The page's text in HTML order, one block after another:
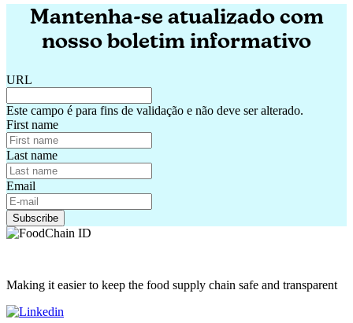
Mantenha-se atualizado com
nosso boletim informativo
URL
Este campo é para fins de validação e não deve ser alterado.
First name
Last name
Email
Making it easier to keep the food supply chain safe and transparent